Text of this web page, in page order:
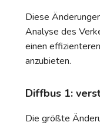
Diese
Analyse des
einen
anzubieten.
Diffbus 1:
Die größte